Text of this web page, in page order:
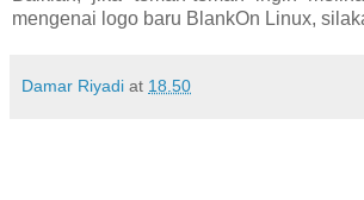
mengenai logo baru BlankOn Linux,
Damar Riyadi at 18.50